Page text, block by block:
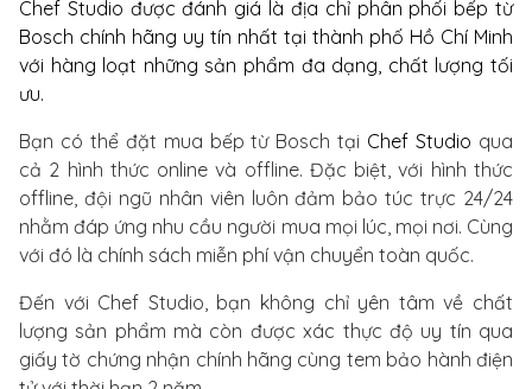
Chef Studio được đánh giá là địa chỉ phân phối bếp từ
Bosch chính hãng uy tín nhất tại thành phố Hồ Chí Minh
với hàng loạt những sản phẩm đa dạng, chất lượng tối
ưu.
Bạn có thể đặt mua bếp từ Bosch tại Chef Studio qua
cả 2 hình thức online và offline. Đặc biệt, với hình thức
offline, đội ngũ nhân viên luôn đảm bảo túc trực 24/24
nhằm đáp ứng nhu cầu người mua mọi lúc, mọi nơi. Cùng
với đó là chính sách miễn phí vận chuyển toàn quốc.
Đến với Chef Studio, bạn không chỉ yên tâm về chất
lượng sản phẩm mà còn được xác thực độ uy tín qua
giấy tờ chứng nhận chính hãng cùng tem bảo hành điện